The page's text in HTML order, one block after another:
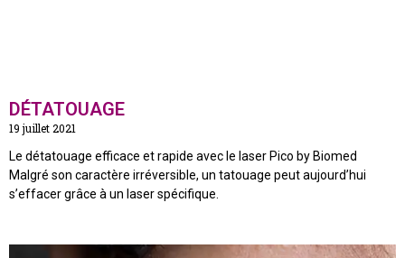
DÉTATOUAGE
19 juillet 2021
Le détatouage efficace et rapide avec le laser Pico by Biomed
Malgré son caractère irréversible, un tatouage peut aujourd’hui
s’effacer grâce à un laser spécifique.